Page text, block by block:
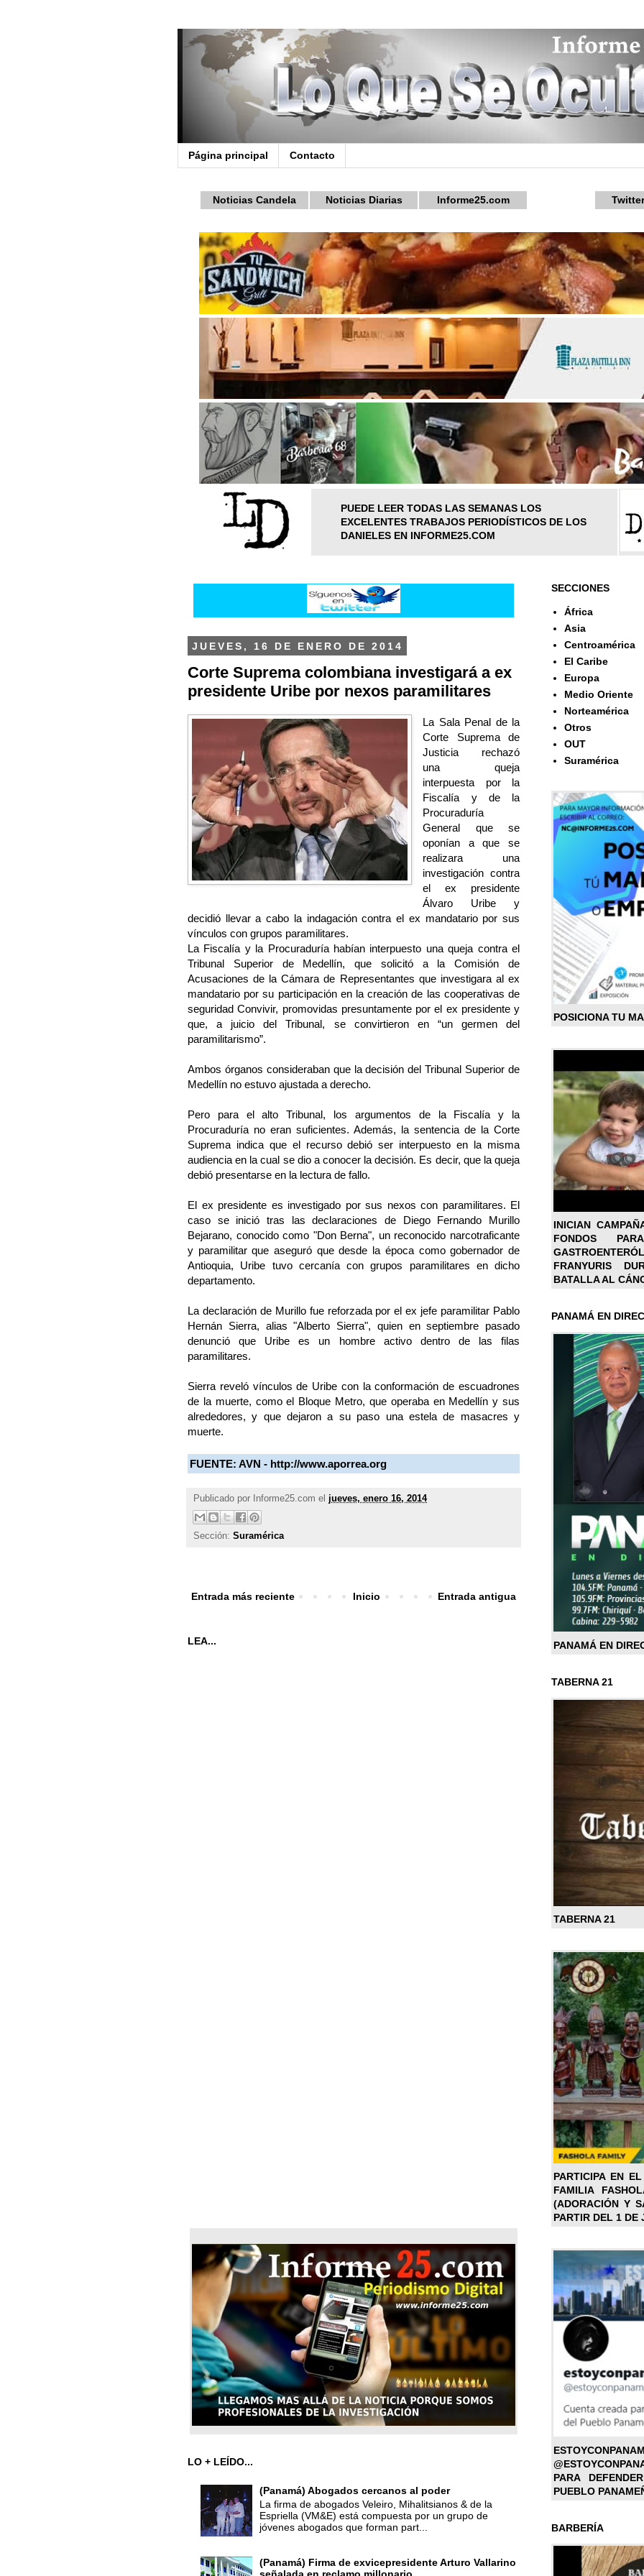
Página principal Contacto
Noticias Candela Noticias Diarias Informe25.com
PUEDE LEER TODAS LAS SEMANAS LOS
EXCELENTES TRABAJOS PERIODÍSTICOS DE LOS
DANIELES EN INFORME25.COM
JUEVES, 16 DE ENERO DE 2014
Corte Suprema colombiana investigará a ex
presidente Uribe por nexos paramilitares
La Sala Penal de la
Corte Suprema de
Justicia rechazó
una queja
interpuesta por la
Fiscalía y de la
Procuraduría
General que se
oponían a que se
realizara una
investigación contra
el ex presidente
Álvaro Uribe y
decidió llevar a cabo la indagación contra el ex mandatario por sus
vínculos con grupos paramilitares.
La Fiscalía y la Procuraduría habían interpuesto una queja contra el
Tribunal Superior de Medellín, que solicitó a la Comisión de
Acusaciones de la Cámara de Representantes que investigara al ex
mandatario por su participación en la creación de las cooperativas de
seguridad Convivir, promovidas presuntamente por el ex presidente y
que, a juicio del Tribunal, se convirtieron en “un germen del
paramilitarismo”.
Ambos órganos consideraban que la decisión del Tribunal Superior de
Medellín no estuvo ajustada a derecho.
Pero para el alto Tribunal, los argumentos de la Fiscalía y la
Procuraduría no eran suficientes. Además, la sentencia de la Corte
Suprema indica que el recurso debió ser interpuesto en la misma
audiencia en la cual se dio a conocer la decisión. Es decir, que la queja
debió presentarse en la lectura de fallo.
El ex presidente es investigado por sus nexos con paramilitares. El
caso se inició tras las declaraciones de Diego Fernando Murillo
Bejarano, conocido como "Don Berna", un reconocido narcotraficante
y paramilitar que aseguró que desde la época como gobernador de
Antioquia, Uribe tuvo cercanía con grupos paramilitares en dicho
departamento.
La declaración de Murillo fue reforzada por el ex jefe paramilitar Pablo
Hernán Sierra, alias "Alberto Sierra", quien en septiembre pasado
denunció que Uribe es un hombre activo dentro de las filas
paramilitares.
Sierra reveló vínculos de Uribe con la conformación de escuadrones
de la muerte, como el Bloque Metro, que operaba en Medellín y sus
alrededores, y que dejaron a su paso una estela de masacres y
muerte.
FUENTE: AVN - http://www.aporrea.org
Publicado por Informe25.com el jueves, enero 16, 2014
Sección: Suramérica
Entrada más reciente Entrada antigua
Inicio
LEA...
LO + LEÍDO...
(Panamá) Abogados cercanos al poder
La firma de abogados Veleiro, Mihalitsianos & de la
Espriella (VM&E) está compuesta por un grupo de
jóvenes abogados que forman part...
(Panamá) Firma de exvicepresidente Arturo Vallarino
SECCIONES
África
Asia
Centroamérica
El Caribe
Europa
Medio Oriente
Norteamérica
Otros
OUT
Suramérica
POSICIONA TU
INICIAN
FONDOS
FRANYURIS
BATALLA AL
PANAMÁ EN
PANAMÁ EN
TABERNA 21
TABERNA 21
PARTICIPA EN
FAMILIA
(ADORACIÓN Y
PARTIR DEL 1 DE
PARA
PUEBLO
BARBERÍA